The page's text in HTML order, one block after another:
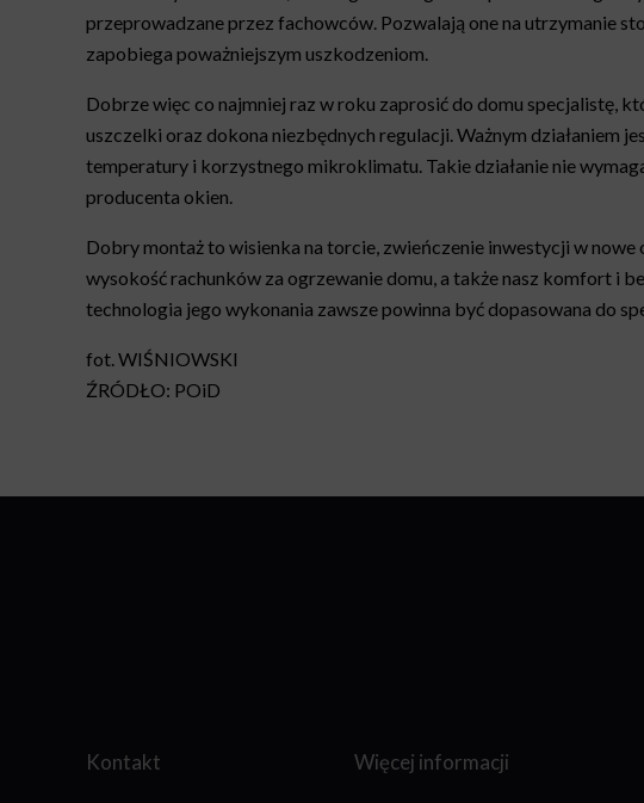
przeprowadzane przez fachowców. Pozwalają one na utrzymanie
zapobiega poważniejszym uszkodzeniom.
Dobrze więc co najmniej raz w roku zaprosić do domu specjalistę,
uszczelki oraz dokona niezbędnych regulacji. Ważnym działaniem
temperatury i korzystnego mikroklimatu. Takie działanie nie
producenta okien.
Dobry montaż to wisienka na torcie, zwieńczenie inwestycji w
wysokość rachunków za ogrzewanie domu, a także nasz komfort i
technologia jego wykonania zawsze powinna być dopasowana do
fot. WIŚNIOWSKI
ŹRÓDŁO: POiD
Kontakt Więcej informacji